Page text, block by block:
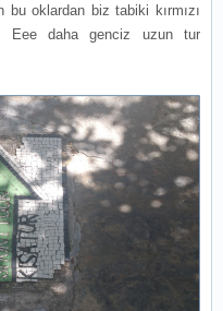
bu oklardan biz tabiki kırmızı
Eee daha genciz uzun tur